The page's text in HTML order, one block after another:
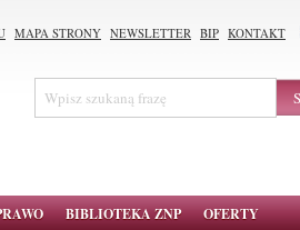
MAPA STRONY NEWSLETTER BIP KONTAKT
BIBLIOTEKA ZNP OFERTY